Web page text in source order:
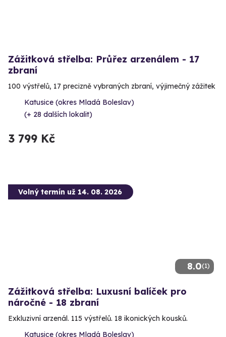
Zážitková střelba: Průřez arzenálem - 17
zbraní
100 výstřelů, 17 precizně vybraných zbraní, výjimečný zážitek
Katusice (okres Mladá Boleslav)
(+ 28 dalších lokalit)
3 799 Kč
8.0(1)
Volný termín už 14. 08. 2026
Zážitková střelba: Luxusní balíček pro
náročné - 18 zbraní
Exkluzivní arzenál. 115 výstřelů. 18 ikonických kousků.
Katusice (okres Mladá Boleslav)